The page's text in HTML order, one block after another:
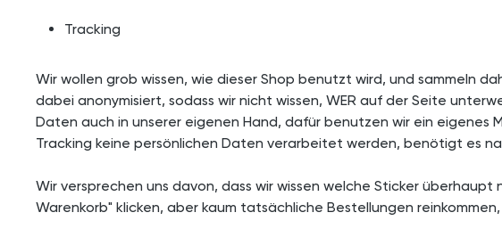
Tracking
Wir wollen grob wissen, wie dieser Shop benutzt wird, und sammeln
dabei anonymisiert, sodass wir nicht wissen, WER auf der Seite
Daten auch in unserer eigenen Hand, dafür benutzen wir ein eigenes
Tracking keine persönlichen Daten verarbeitet werden, benötigt es
Wir versprechen uns davon, dass wir wissen welche Sticker
Warenkorb" klicken, aber kaum tatsächliche Bestellungen